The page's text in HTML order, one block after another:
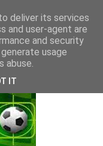
deliver its services
and user-agent are
and security
usage
abuse.
IT